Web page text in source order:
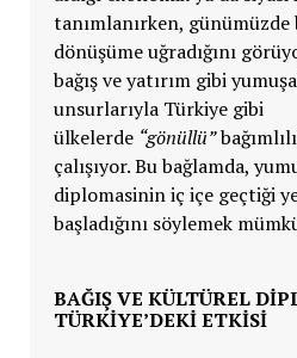
tanımlanırken, günümüzde
dönüşüme uğradığını
bağış ve yatırım gibi
unsurlarıyla Türkiye gibi
ülkelerde “gönüllü”
çalışıyor. Bu bağlamda,
diplomasinin iç içe geçtiği
başladığını söylemek
BAĞIŞ VE KÜLTÜREL
TÜRKİYE’DEKİ ETKİSİ